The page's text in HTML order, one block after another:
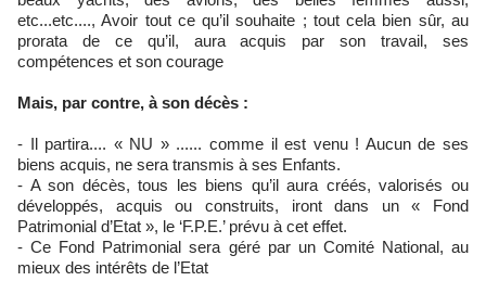
etc...etc...., Avoir tout ce qu’il souhaite ; tout cela bien sûr, au
prorata de ce qu’il, aura acquis par son travail, ses
compétences et son courage
Mais, par contre, à son décès :
- Il partira.... « NU » ...... comme il est venu ! Aucun de ses
biens acquis, ne sera transmis à ses Enfants.
- A son décès, tous les biens qu’il aura créés, valorisés ou
développés, acquis ou construits, iront dans un « Fond
Patrimonial d’Etat », le ‘F.P.E.’ prévu à cet effet.
- Ce Fond Patrimonial sera géré par un Comité National, au
mieux des intérêts de l’Etat